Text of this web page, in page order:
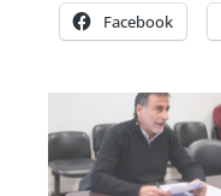
Facebook